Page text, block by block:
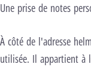
Une prise de notes
À côté de l'adresse
utilisée. Il appartient à